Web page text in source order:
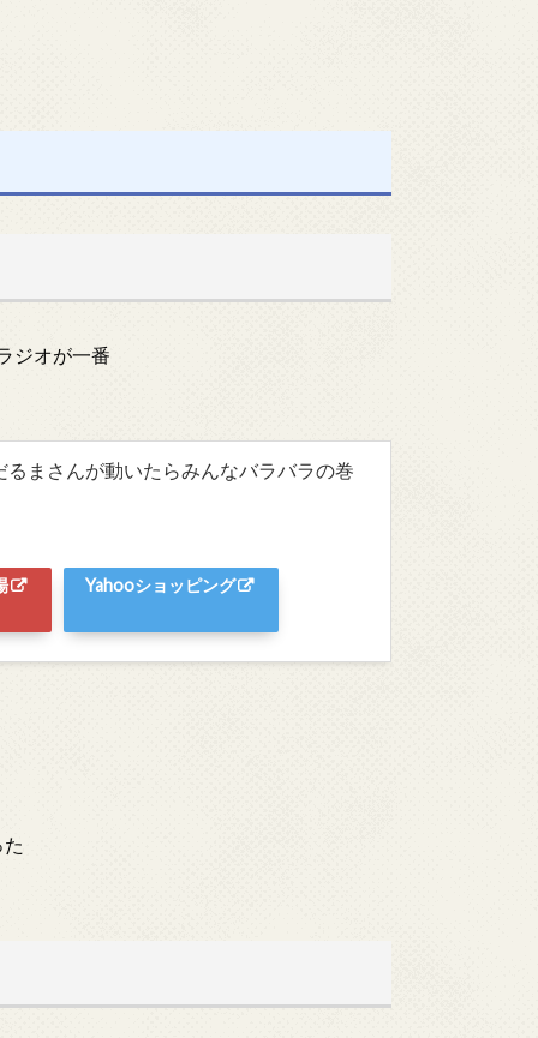
ジオが一番
まさんが動いたらみんなバラバラの巻
Yahooショッピング